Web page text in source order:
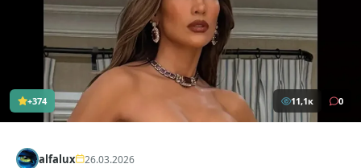
+374 11,1к 0
alfalux 26.03.2026